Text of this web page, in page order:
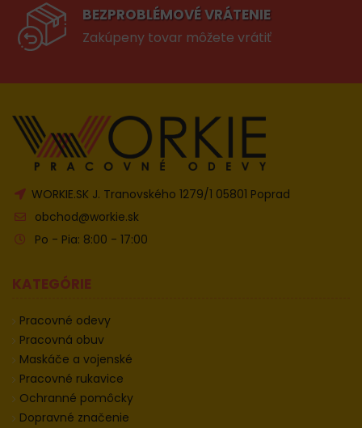
BEZPROBLÉMOVÉ VRÁTENIE
Zakúpeny tovar môžete vrátiť
WORKIE.SK J. Tranovského 1279/1 05801 Poprad
obchod@workie.sk
Po - Pia: 8:00 - 17:00
KATEGÓRIE
Pracovné odevy
Pracovná obuv
Maskáče a vojenské
Pracovné rukavice
Ochranné pomôcky
Dopravné značenie